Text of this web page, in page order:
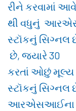
રીને કરવામાં
થી વધુનું
સ્ટૉકનું સિગ્નલ
છે, જ્યારે 30
કરતાં ઓછું મૂલ્ય
સ્ટૉકનું
આરએસઆઈના